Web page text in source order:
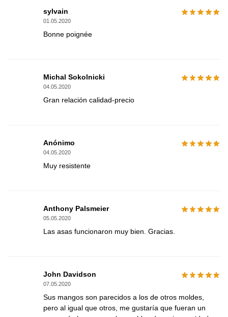
sylvain
01.05.2020
Bonne poignée
Michal Sokolnicki
04.05.2020
Gran relación calidad-precio
Anónimo
04.05.2020
Muy resistente
Anthony Palsmeier
05.05.2020
Las asas funcionaron muy bien. Gracias.
John Davidson
07.05.2020
Sus mangos son parecidos a los de otros moldes,
pero al igual que otros, me gustaría que fueran un